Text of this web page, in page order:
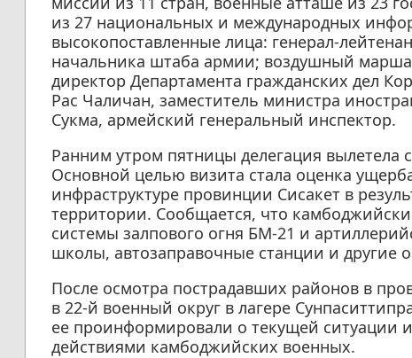
из 27 национальных и международных
высокопоставленные лица: генерал-
начальника штаба армии; воздушный
директор Департамента гражданских дел
Рас Чаличан, заместитель министра
Сукма, армейский генеральный инспектор.
Ранним утром пятницы делегация вылетела
Основной целью визита стала оценка
инфраструктуре провинции Сисакет в
территории. Сообщается, что
системы залпового огня БМ-21 и
школы, автозаправочные станции и
После осмотра пострадавших районов в
в 22-й военный округ в лагере
ее проинформировали о текущей ситуации
действиями камбоджийских военных.